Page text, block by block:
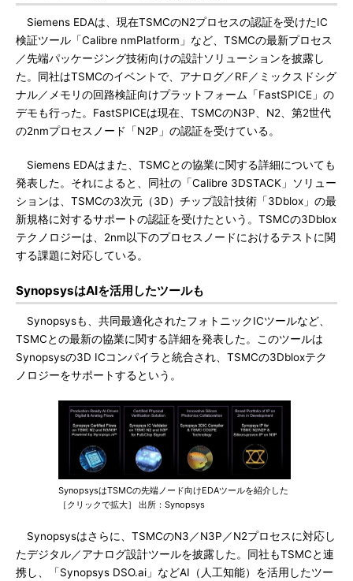
Siemens EDAは、現在TSMCのN2プロセスの認証を受けたIC
検証ツール「Calibre nmPlatform」など、TSMCの最新プロセス
／先端パッケージング技術向けの設計ソリューションを披露し
た。同社はTSMCのイベントで、アナログ／RF／ミックスドシグ
ナル／メモリの回路検証向けプラットフォーム「FastSPICE」の
デモも行った。FastSPICEは現在、TSMCのN3P、N2、第2世代
の2nmプロセスノード「N2P」の認証を受けている。
Siemens EDAはまた、TSMCとの協業に関する詳細についても
発表した。それによると、同社の「Calibre 3DSTACK」ソリュー
ションは、TSMCの3次元（3D）チップ設計技術「3Dblox」の最
新規格に対するサポートの認証を受けたという。TSMCの3Dblox
テクノロジーは、2nm以下のプロセスノードにおけるテストに関
する課題に対応している。
SynopsysはAIを活用したツールも
Synopsysも、共同最適化されたフォトニックICツールなど、
TSMCとの最新の協業に関する詳細を発表した。このツールは
Synopsysの3D ICコンパイラと統合され、TSMCの3Dbloxテク
ノロジーをサポートするという。
SynopsysはTSMCの先端ノード向けEDAツールを紹介した
［クリックで拡大］ 出所：Synopsys
Synopsysはさらに、TSMCのN3／N3P／N2プロセスに対応し
たデジタル／アナログ設計ツールを披露した。同社もTSMCと連
携し、「Synopsys DSO.ai」などAI（人工知能）を活用したツー